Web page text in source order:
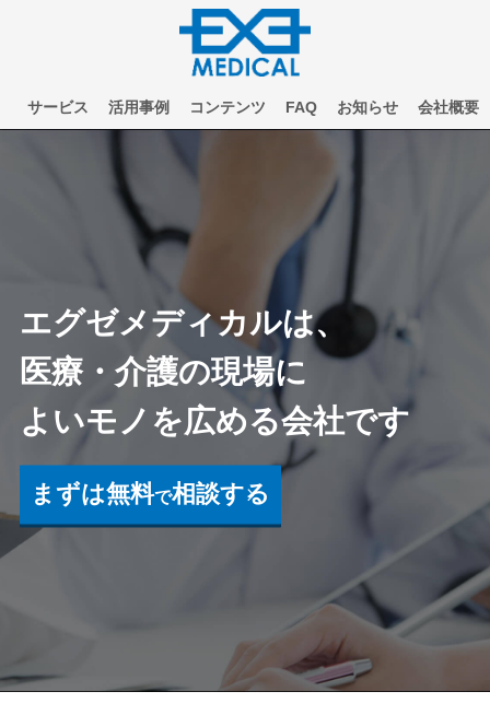
サービス 活用事例 コンテンツ FAQ お知らせ 会社概要
エグゼメディカルは、
医療・介護の現場に
よいモノを広める会社です
まずは無料で相談する